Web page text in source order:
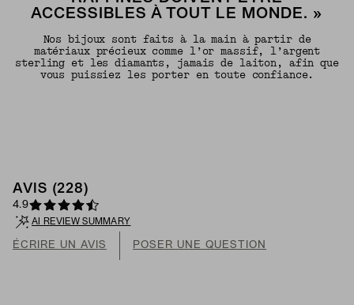
ACCESSIBLES À TOUT LE MONDE. »
Nos bijoux sont faits à la main à partir de
matériaux précieux comme l’or massif, l’argent
sterling et les diamants, jamais de laiton, afin que
vous puissiez les porter en toute confiance.
AVIS (228)
4.9
AI REVIEW SUMMARY
ÉCRIRE UN AVIS POSER UNE QUESTION